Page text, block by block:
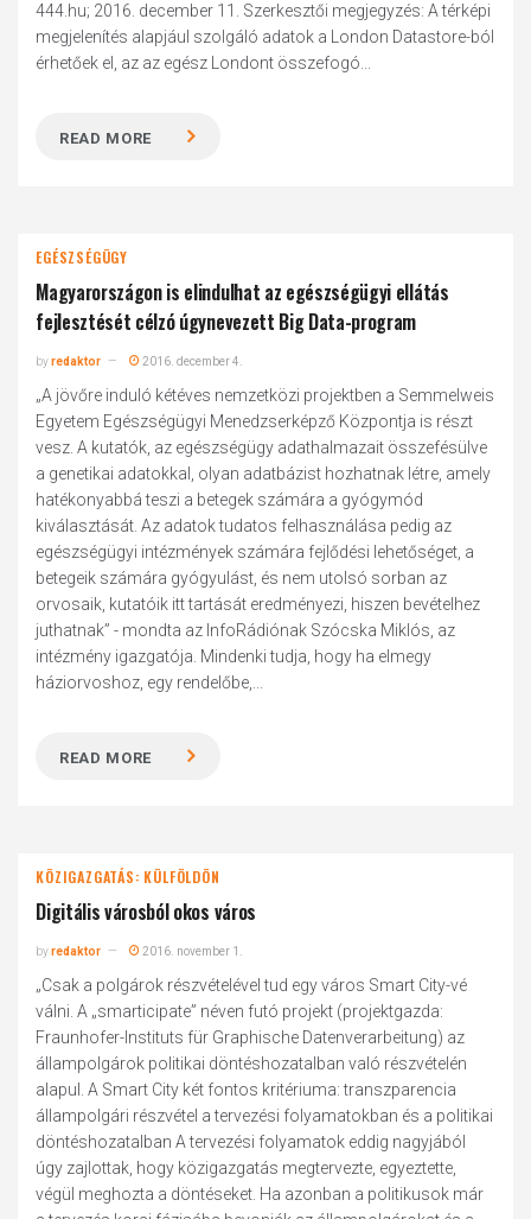
444.hu; 2016. december 11. Szerkesztői megjegyzés: A térképi
megjelenítés alapjául szolgáló adatok a London Datastore-ból
érhetőek el, az az egész Londont összefogó...
READ MORE
EGÉSZSÉGÜGY
Magyarországon is elindulhat az egészségügyi ellátás
fejlesztését célzó úgynevezett Big Data-program
byredaktor 2016. december 4.
„A jövőre induló kétéves nemzetközi projektben a Semmelweis
Egyetem Egészségügyi Menedzserképző Központja is részt
vesz. A kutatók, az egészségügy adathalmazait összefésülve
a genetikai adatokkal, olyan adatbázist hozhatnak létre, amely
hatékonyabbá teszi a betegek számára a gyógymód
kiválasztását. Az adatok tudatos felhasználása pedig az
egészségügyi intézmények számára fejlődési lehetőséget, a
betegeik számára gyógyulást, és nem utolsó sorban az
orvosaik, kutatóik itt tartását eredményezi, hiszen bevételhez
juthatnak” - mondta az InfoRádiónak Szócska Miklós, az
intézmény igazgatója. Mindenki tudja, hogy ha elmegy
háziorvoshoz, egy rendelőbe,...
READ MORE
KÖZIGAZGATÁS: KÜLFÖLDÖN
Digitális városból okos város
byredaktor 2016. november 1.
„Csak a polgárok részvételével tud egy város Smart City-vé
válni. A „smarticipate” néven futó projekt (projektgazda:
Fraunhofer-Instituts für Graphische Datenverarbeitung) az
állampolgárok politikai döntéshozatalban való részvételén
alapul. A Smart City két fontos kritériuma: transzparencia
állampolgári részvétel a tervezési folyamatokban és a politikai
döntéshozatalban A tervezési folyamatok eddig nagyjából
úgy zajlottak, hogy közigazgatás megtervezte, egyeztette,
végül meghozta a döntéseket. Ha azonban a politikusok már